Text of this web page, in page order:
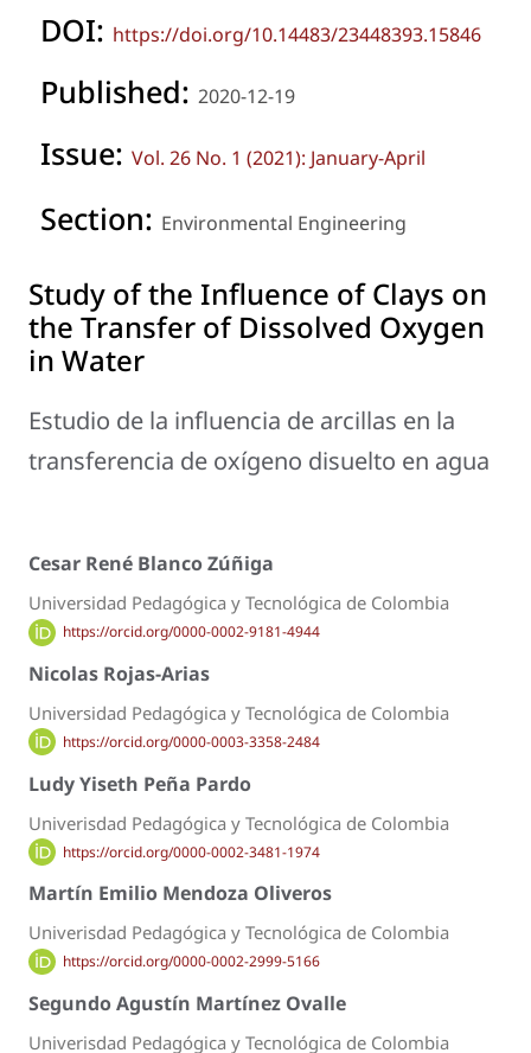
DOI: https://doi.org/10.14483/23448393.15846
Published: 2020-12-19
Issue: Vol. 26 No. 1 (2021): January-April
Section: Environmental Engineering
Study of the Influence of Clays on
the Transfer of Dissolved Oxygen
in Water
Estudio de la influencia de arcillas en la
transferencia de oxígeno disuelto en agua
Cesar René Blanco Zúñiga
Universidad Pedagógica y Tecnológica de Colombia
https://orcid.org/0000-0002-9181-4944
Nicolas Rojas-Arias
Universidad Pedagógica y Tecnológica de Colombia
https://orcid.org/0000-0003-3358-2484
Ludy Yiseth Peña Pardo
Univerisdad Pedagógica y Tecnológica de Colombia
https://orcid.org/0000-0002-3481-1974
Martín Emilio Mendoza Oliveros
Univerisdad Pedagógica y Tecnológica de Colombia
https://orcid.org/0000-0002-2999-5166
Segundo Agustín Martínez Ovalle
Univerisdad Pedagógica y Tecnológica de Colombia